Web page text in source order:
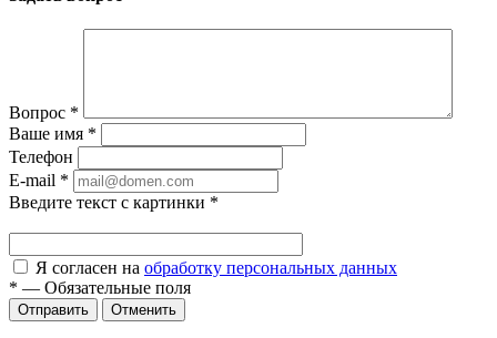
Вопрос *
Ваше имя *
Телефон
E-mail *
Введите текст с картинки *
Я согласен на обработку персональных данных
* — Обязательные поля
Отправить Отменить